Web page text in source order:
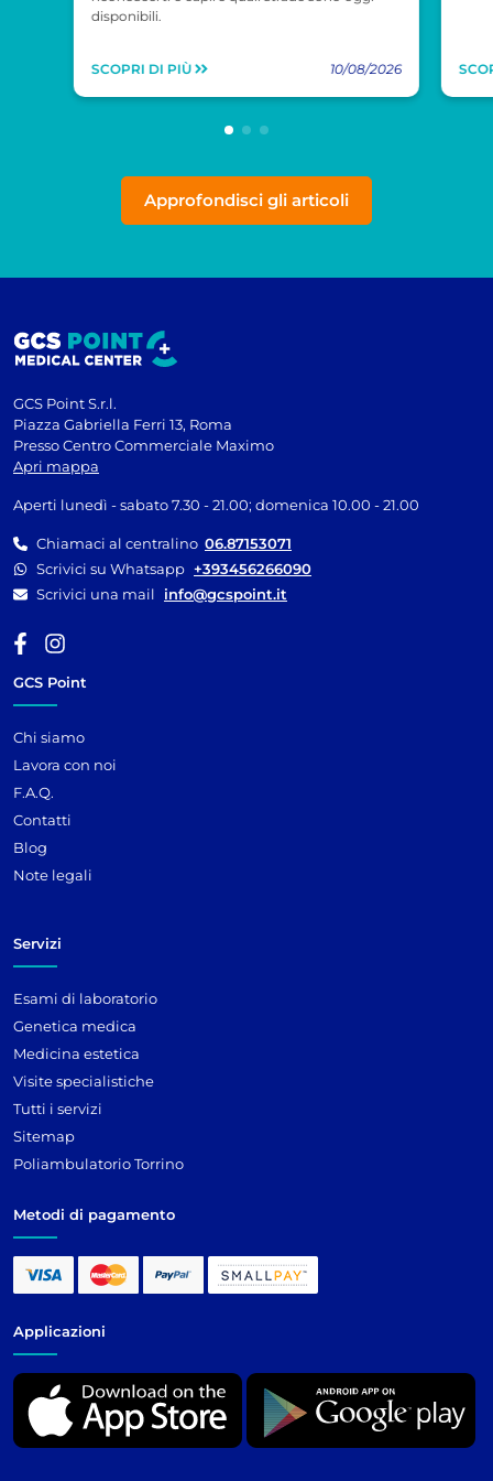
disponibili.
SCOPRI DI PIÙ 10/08/2026
Approfondisci gli articoli
GCS Point S.r.l.
Piazza Gabriella Ferri 13, Roma
Presso Centro Commerciale Maximo
Apri mappa
Aperti lunedì - sabato 7.30 - 21.00; domenica 10.00 - 21.00
Chiamaci al centralino 06.87153071
Scrivici su Whatsapp +393456266090
Scrivici una mail
info@gcspoint.it
GCS Point
Chi siamo
Lavora con noi
F.A.Q.
Contatti
Blog
Note legali
Servizi
Esami di laboratorio
Genetica medica
Medicina estetica
Visite specialistiche
Tutti i servizi
Sitemap
Poliambulatorio Torrino
Metodi di pagamento
Applicazioni